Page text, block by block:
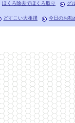
ほくろ除去でほくろ取り
グ
どすこい大相撲 今日のお勧